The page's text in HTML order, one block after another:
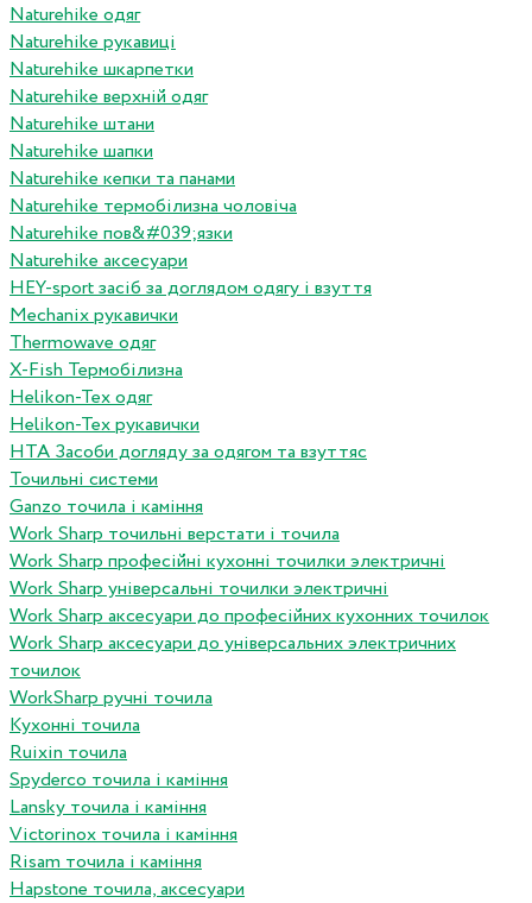
Naturehike одяг
Naturehike рукавиці
Naturehike шкарпетки
Naturehike верхній одяг
Naturehike штани
Naturehike шапки
Naturehike кепки та панами
Naturehike термобілизна чоловіча
Naturehike пов&#039;язки
Naturehike аксесуари
HEY-sport засіб за доглядом одягу і взуття
Mechanix рукавички
Thermowave одяг
X-Fish Термобілизна
Helikon-Tex одяг
Helikon-Tex рукавички
HTA Засоби догляду за одягом та взуттяс
Точильні системи
Ganzo точила і каміння
Work Sharp точильні верстати і точила
Work Sharp професiйнi кухоннi точилки электричнi
Work Sharp унiверсальнi точилки электричнi
Work Sharp аксесуари до професiйних кухонних точилок
Work Sharp аксесуари до унiверсальних электричних
точилок
WorkSharp ручні точила
Кухонні точила
Ruixin точила
Spyderco точила і каміння
Lansky точила і каміння
Victorinox точила і каміння
Risam точила і каміння
Hapstone точила, аксесуари